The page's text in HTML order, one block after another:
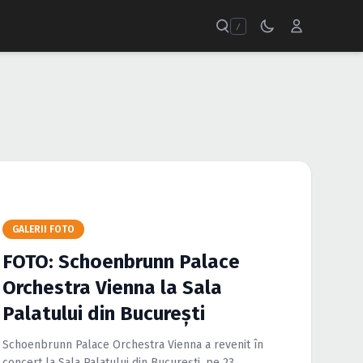
/
GALERII FOTO
FOTO: Schoenbrunn Palace
Orchestra Vienna la Sala
Palatului din Bucureşti
Schoenbrunn Palace Orchestra Vienna a revenit în